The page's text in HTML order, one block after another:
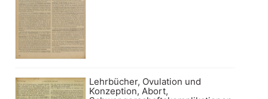
Lehrbücher, Ovulation und
Konzeption, Abort,